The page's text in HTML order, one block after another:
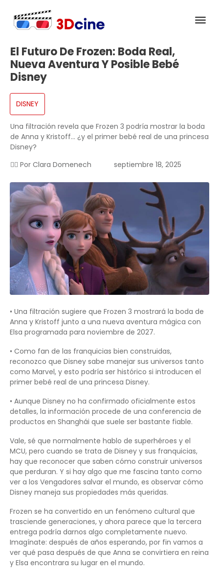
El Futuro De Frozen: Boda Real,
Nueva Aventura Y Posible Bebé
Disney
DISNEY
Una filtración revela que Frozen 3 podría mostrar la boda
de Anna y Kristoff… ¿y el primer bebé real de una princesa
Disney?
✍🏻 Por Clara Domenech septiembre 18, 2025
• Una filtración sugiere que Frozen 3 mostrará la boda de
Anna y Kristoff junto a una nueva aventura mágica con
Elsa programada para noviembre de 2027.
• Como fan de las franquicias bien construidas,
reconozco que Disney sabe manejar sus universos tanto
como Marvel, y esto podría ser histórico si introducen el
primer bebé real de una princesa Disney.
• Aunque Disney no ha confirmado oficialmente estos
detalles, la información procede de una conferencia de
productos en Shanghái que suele ser bastante fiable.
Vale, sé que normalmente hablo de superhéroes y el
MCU, pero cuando se trata de Disney y sus franquicias,
hay que reconocer que saben cómo construir universos
que perduran. Y si hay algo que me fascina tanto como
ver a los Vengadores salvar el mundo, es observar cómo
Disney maneja sus propiedades más queridas.
Frozen se ha convertido en un fenómeno cultural que
trasciende generaciones, y ahora parece que la tercera
entrega podría darnos algo completamente nuevo.
Imagínate: después de años esperando, por fin vamos a
ver qué pasa después de que Anna se convirtiera en reina
y Elsa encontrara su lugar en el mundo.